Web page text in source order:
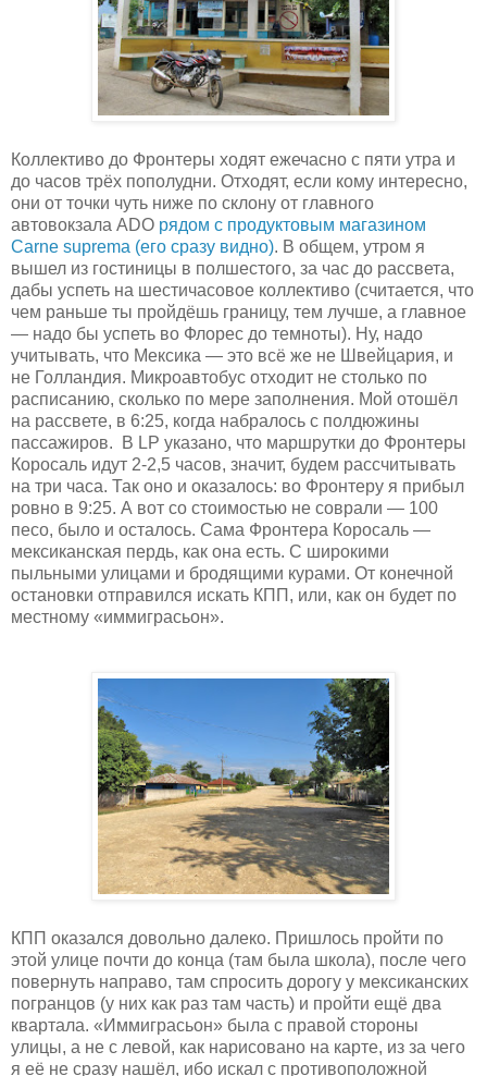
Коллективо до Фронтеры ходят ежечасно с пяти утра и
до часов трёх пополудни. Отходят, если кому интересно,
они от точки чуть ниже по склону от главного
автовокзала ADO рядом с продуктовым магазином
Carne suprema (его сразу видно). В общем, утром я
вышел из гостиницы в полшестого, за час до рассвета,
дабы успеть на шестичасовое коллективо (считается, что
чем раньше ты пройдёшь границу, тем лучше, а главное
— надо бы успеть во Флорес до темноты). Ну, надо
учитывать, что Мексика — это всё же не Швейцария, и
не Голландия. Микроавтобус отходит не столько по
расписанию, сколько по мере заполнения. Мой отошёл
на рассвете, в 6:25, когда набралось с полдюжины
пассажиров. В LP указано, что маршрутки до Фронтеры
Коросаль идут 2-2,5 часов, значит, будем рассчитывать
на три часа. Так оно и оказалось: во Фронтеру я прибыл
ровно в 9:25. А вот со стоимостью не соврали — 100
песо, было и осталось. Сама Фронтера Коросаль —
мексиканская пердь, как она есть. С широкими
пыльными улицами и бродящими курами. От конечной
остановки отправился искать КПП, или, как он будет по
местному «иммиграсьон».
КПП оказался довольно далеко. Пришлось пройти по
этой улице почти до конца (там была школа), после чего
повернуть направо, там спросить дорогу у мексиканских
погранцов (у них как раз там часть) и пройти ещё два
квартала. «Иммиграсьон» была с правой стороны
улицы, а не с левой, как нарисовано на карте, из за чего
я её не сразу нашёл, ибо искал с противоположной